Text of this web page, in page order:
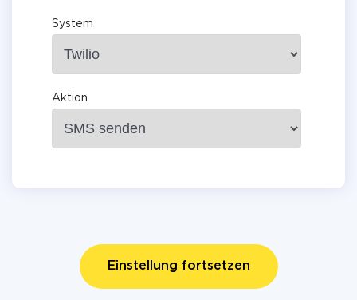
System
Aktion
Einstellung fortsetzen